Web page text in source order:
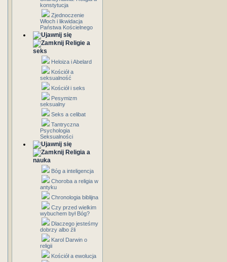
konstytucja
Zjednoczenie
Włoch i likwidacja
Państwa Kościelnego
Religie a
seks
Heloiza i Abelard
Kościół a
seksualność
Kościół i seks
Pesymizm
seksualny
Seks a celibat
Tantryczna
Psychologia
Seksualności
Religia a
nauka
Bóg a inteligencja
Choroba a religia w
antyku
Chronologia biblijna
Czy przed wielkim
wybuchem był Bóg?
Dlaczego jesteśmy
dobrzy albo źli
Karol Darwin o
religii
Kościół a ewolucja